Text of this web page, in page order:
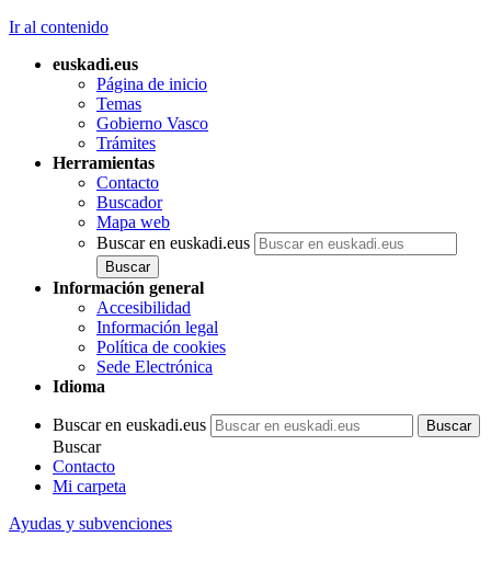
Ir al contenido
euskadi.eus
Página de inicio
Temas
Gobierno Vasco
Trámites
Herramientas
Contacto
Buscador
Mapa web
Buscar en euskadi.eus
Información general
Accesibilidad
Información legal
Política de cookies
Sede Electrónica
Idioma
Buscar en euskadi.eus
Buscar
Contacto
Mi carpeta
Ayudas y subvenciones